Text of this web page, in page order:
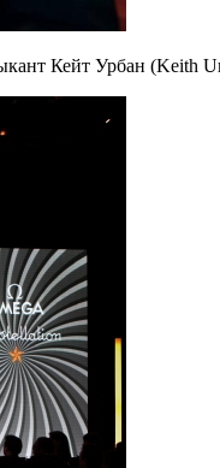
Кейт Урбан (Keith